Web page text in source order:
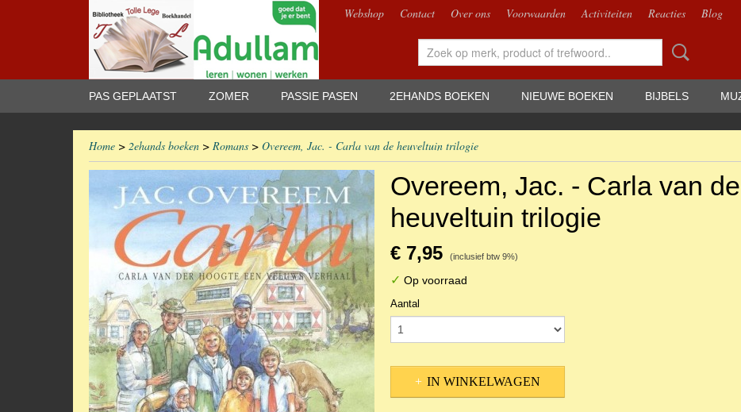
Webshop Contact Over ons Voorwaarden Activiteiten Reacties Blog
PAS GEPLAATST ZOMER PASSIE PASEN 2EHANDS BOEKEN NIEUWE BOEKEN BIJBELS
Home > 2ehands boeken > Romans > Overeem, Jac. - Carla van de heuveltuin trilogie
Overeem, Jac. - Carla van de
heuveltuin trilogie
€ 7,95 (inclusief btw 9%)
✓ Op voorraad
Aantal
IN WINKELWAGEN